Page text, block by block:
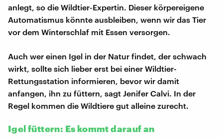
anlegt, so die Wildtier-Expertin. Dieser körpereigene
Automatismus könnte ausbleiben, wenn wir das Tier
vor dem Winterschlaf mit Essen versorgen.
Auch wer einen Igel in der Natur findet, der schwach
wirkt, sollte sich lieber erst bei einer Wildtier-
Rettungsstation informieren, bevor wir damit
anfangen, ihn zu füttern, sagt Jenifer Calvi. In der
Regel kommen die Wildtiere gut alleine zurecht.
Igel füttern: Es kommt darauf an